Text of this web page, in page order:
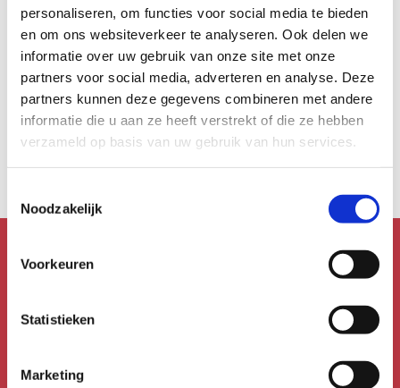
personaliseren, om functies voor social media te bieden
en om ons websiteverkeer te analyseren. Ook delen we
informatie over uw gebruik van onze site met onze
partners voor social media, adverteren en analyse. Deze
partners kunnen deze gegevens combineren met andere
informatie die u aan ze heeft verstrekt of die ze hebben
verzameld op basis van uw gebruik van hun services.
Noodzakelijk
Voorkeuren
Statistieken
Marketing
FESTIVALS
Juni 2024
HKU Exposure:
Kunst in alle hoeken
Schrijf je in voor de